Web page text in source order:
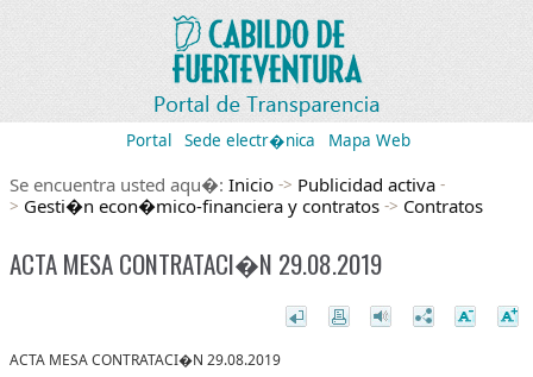
Portal Sede electr�nica Mapa Web
Se encuentra usted aqu�: Inicio-> Publicidad activa-
> Gesti�n econ�mico-financiera y contratos-> Contratos
ACTA MESA CONTRATACI�N 29.08.2019
ACTA MESA CONTRATACI�N 29.08.2019